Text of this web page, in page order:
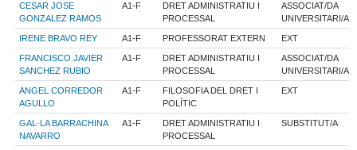
CESAR JOSE
GONZALEZ RAMOS
A1-F
DRET ADMINISTRATIU I
PROCESSAL
ASSOCIAT/DA
UNIVERSITARI/A
IRENE BRAVO REY A1-F PROFESSORAT EXTERN EXT
FRANCISCO JAVIER
SANCHEZ RUBIO
A1-F
DRET ADMINISTRATIU I
PROCESSAL
ASSOCIAT/DA
UNIVERSITARI/A
ANGEL CORREDOR
AGULLO
A1-F
FILOSOFIA DEL DRET I
POLÍTIC
EXT
GAL·LA BARRACHINA
NAVARRO
A1-F
DRET ADMINISTRATIU I
PROCESSAL
SUBSTITUT/A